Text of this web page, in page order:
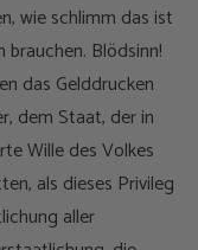
wie schlimm das ist
Blödsinn!
das Gelddrucken
dem Staat, der in
Wille des Volkes
als dieses Privileg
aller